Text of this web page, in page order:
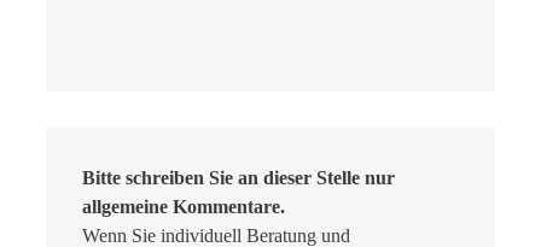
Bitte schreiben Sie an dieser Stelle nur
allgemeine Kommentare.
Wenn Sie individuell Beratung und